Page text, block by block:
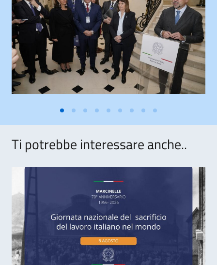
Ti potrebbe interessare anche..